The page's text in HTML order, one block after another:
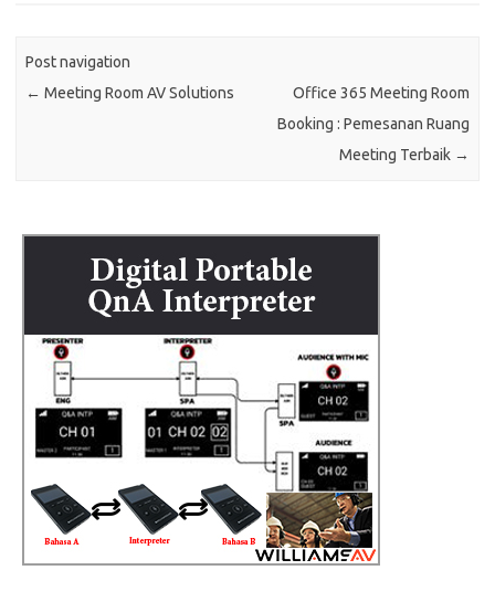
Post navigation
← Meeting Room AV Solutions
Office 365 Meeting Room
Booking : Pemesanan Ruang
Meeting Terbaik →